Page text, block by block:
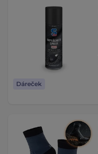
Dáreček